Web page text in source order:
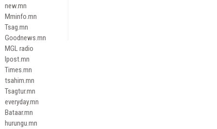
new.mn
Mminfo.mn
Tsag.mn
Goodnews.mn
MGL radio
Ipost.mn
Times.mn
tsahim.mn
Tsagtur.mn
everyday.mn
Bataar.mn
hurungu.mn